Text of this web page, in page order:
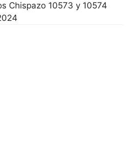
Chispazo 10573 y 10574